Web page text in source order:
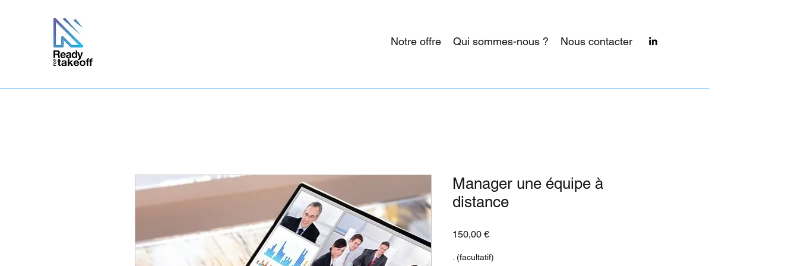
Notre offre Qui sommes-nous ? Nous contacter
Manager une équipe à
distance
150,00 €Prix
. (facultatif)